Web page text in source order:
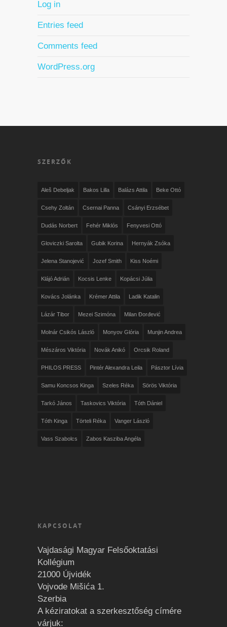
Log in
Entries feed
Comments feed
WordPress.org
SZERZŐK
Aleš Debeljak Bakos Lilla Balázs Attila Beke Ottó
Csehy Zoltán Csernai Panna Csányi Erzsébet
Dudás Norbert Fehér Miklós Fenyvesi Ottó
Gloviczki Sarolta Gubik Korina Hernyák Zsóka
Jelena Stanojević Jozef Smith Kiss Noémi
Klájó Adrián Kocsis Lenke Kopácsi Júlia
Kovács Jolánka Krémer Attila Ladik Katalin
Lázár Tibor Mezei Szimóna Milan Đorđević
Molnár Csikós László Monyov Glória Munjin Andrea
Mészáros Viktória Novák Anikó Orcsik Roland
PHILOS PRESS Pintér Alexandra Leila Pásztor Lívia
Samu Koncsos Kinga Szeles Réka Sörös Viktória
Tarkó János Taskovics Viktória Tóth Dániel
Tóth Kinga Törteli Réka Vanger László
Vass Szabolcs Zabos Kasziba Angéla
KAPCSOLAT
Vajdasági Magyar Felsőoktatási
Kollégium
21000 Újvidék
Vojvode Mišića 1.
Szerbia
A kéziratokat a szerkesztőség címére
várjuk: